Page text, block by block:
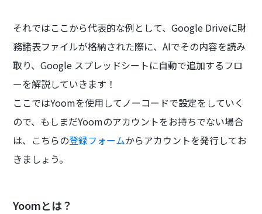
それではここから代表的な例として、Google Driveに財
務諸表ファイルが格納された際に、AIでその内容を読み
取り、Google スプレッドシートに自動で追加するフロ
ーを解説していきます！
ここではYoomを使用してノーコードで設定をしていく
ので、もしまだYoomのアカウントをお持ちでない場合
は、こちらの登録フォームからアカウントを発行してお
きましょう。
Yoomとは？